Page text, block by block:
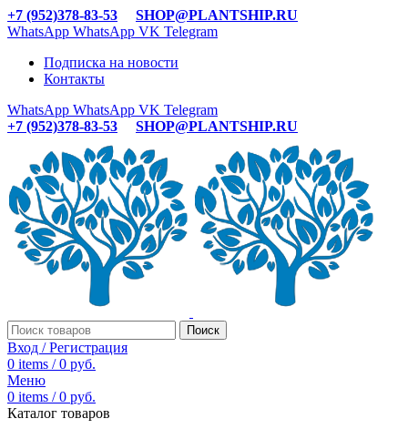
+7 (952)378-83-53
SHOP@PLANTSHIP.RU
WhatsApp WhatsApp VK Telegram
Подписка на новости
Контакты
WhatsApp WhatsApp VK Telegram
+7 (952)378-83-53
SHOP@PLANTSHIP.RU
Поиск
Вход / Регистрация
0 items / 0 руб.
Меню
0 items / 0 руб.
Каталог товаров